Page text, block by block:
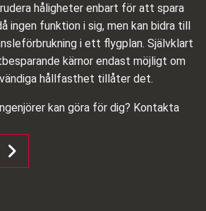
håligheter enbart för att spara
ingen funktion i sig, men kan bidra till
i ett flygplan. Självklart
kärnor endast möjligt om
hållfasthet tillåter det.
kan göra för dig? Kontakta